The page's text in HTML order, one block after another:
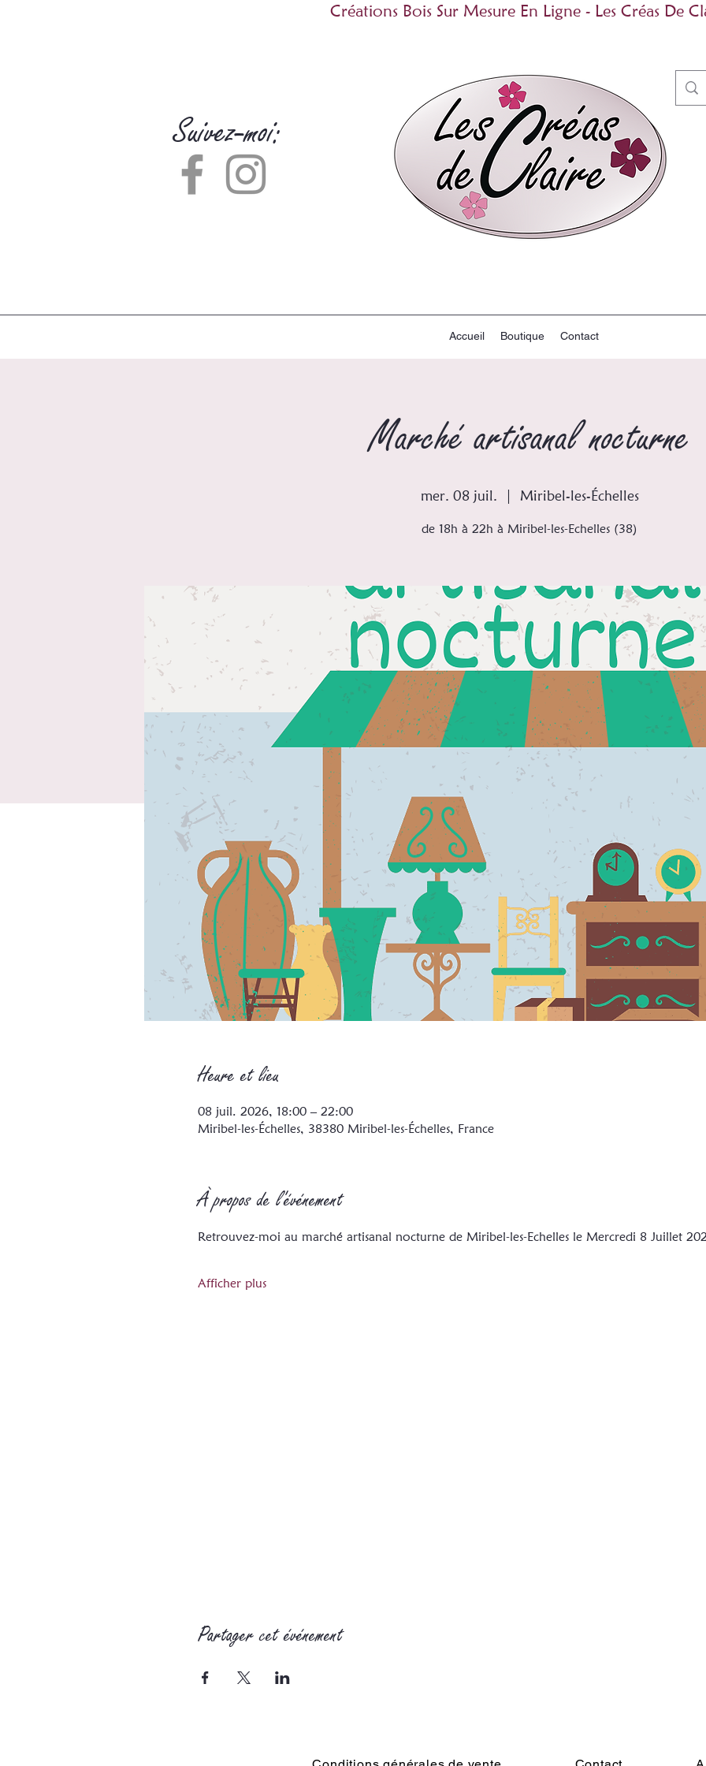
Créations Bois Sur Mesure En Ligne - Les Créas De
Suivez-moi:
Accueil Boutique Contact
Marché artisanal nocturne
mer. 08 juil.
  |
Miribel-les-Échelles
de 18h à 22h à Miribel-les-Echelles (38)
Heure et lieu
08 juil. 2026, 18:00 – 22:00
Miribel-les-Échelles, 38380 Miribel-les-Échelles, France
À propos de l'événement
Retrouvez-moi au marché artisanal nocturne de Miribel-les-Echelles le Mercredi 8 Juillet
Afficher plus
Partager cet événement